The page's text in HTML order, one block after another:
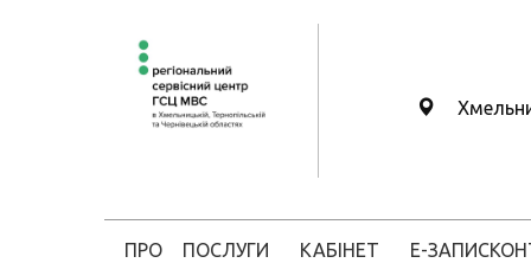
ПРО ПОСЛУГИ КАБІНЕТ Е-ЗАПИС